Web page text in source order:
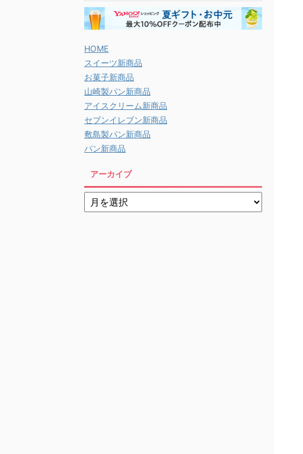
HOME
スイーツ新商品
お菓子新商品
山崎製パン新商品
アイスクリーム新商品
セブンイレブン新商品
敷島製パン新商品
パン新商品
アーカイブ